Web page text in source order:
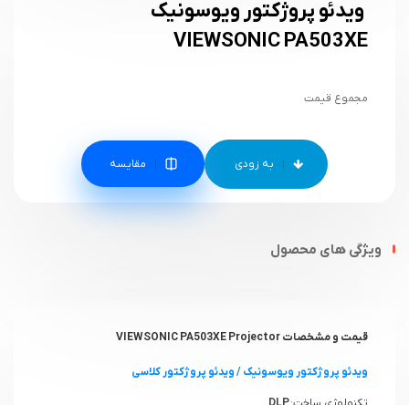
ویدئو پروژکتور ویوسونیک
VIEWSONIC PA503XE
مجموع قیمت
مقایسه
ویژگی های محصول
قیمت و مشخصات VIEWSONIC PA503XE Projector
ویدئو پروژکتور ویوسونیک/ویدئو پروژکتور کلاسی